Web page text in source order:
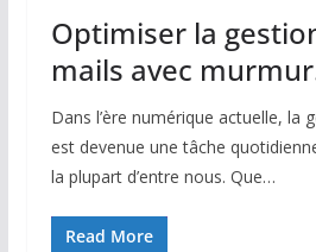
Optimiser la
mails avec
Dans l’ère numérique actuelle, la
est devenue une tâche
la plupart d’entre nous. Que…
Read More